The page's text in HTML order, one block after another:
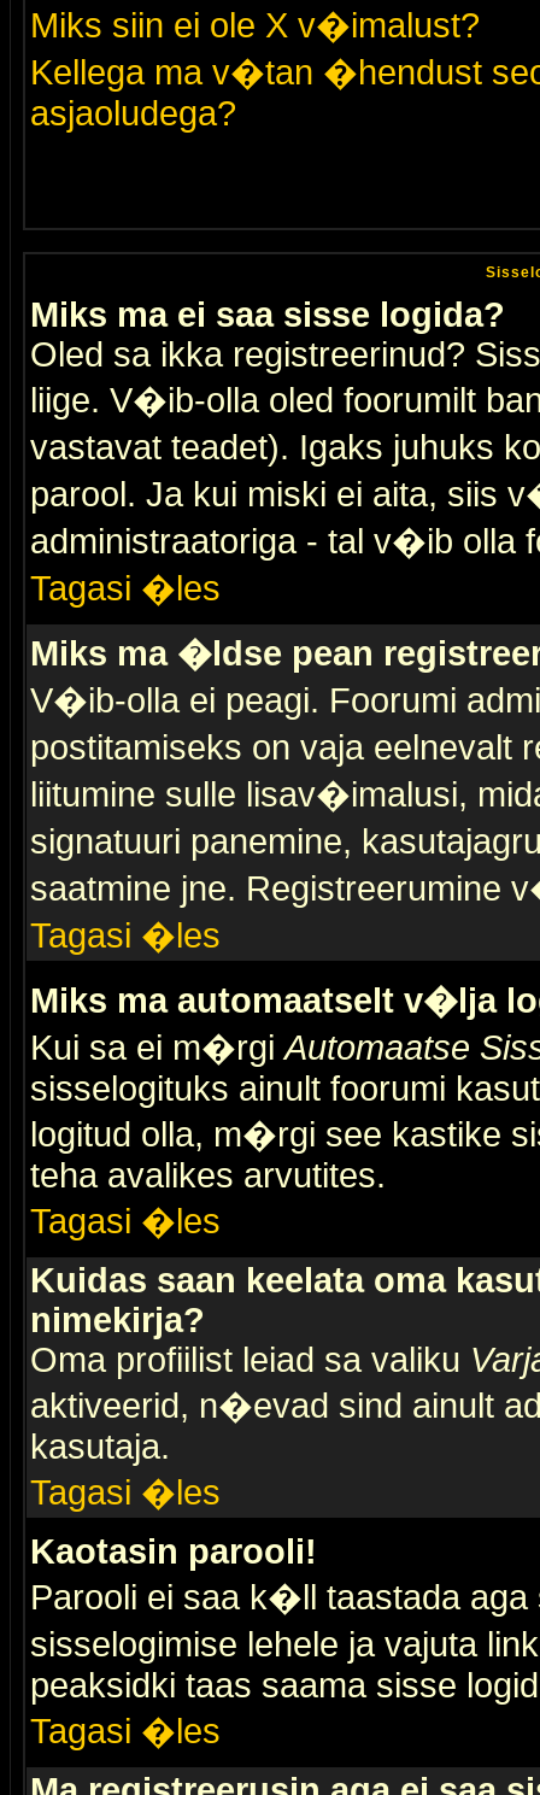
Miks siin ei ole X v�imalust?
Kellega ma v�tan �hendust
asjaoludega?
Miks ma ei saa sisse logida?
Oled sa ikka registreerinud?
liige. V�ib-olla oled foorumilt
vastavat teadet). Igaks juhuks
parool. Ja kui miski ei aita, siis
administraatoriga - tal v�ib olla
Tagasi �les
Miks ma �ldse pean
V�ib-olla ei peagi. Foorumi
postitamiseks on vaja eelnevalt
liitumine sulle lisav�imalusi,
signatuuri panemine,
saatmine jne. Registreerumine
Tagasi �les
Miks ma automaatselt v�lja
Kui sa ei m�rgiAutomaatse
sisselogituks ainult foorumi
logitud olla, m�rgi see kastike
teha avalikes arvutites.
Tagasi �les
Kuidas saan keelata oma
nimekirja?
Oma profiilist leiad sa valiku
aktiveerid, n�evad sind ainult
kasutaja.
Tagasi �les
Kaotasin parooli!
Parooli ei saa k�ll taastada aga
sisselogimise lehele ja vajuta
peaksidki taas saama sisse
Tagasi �les